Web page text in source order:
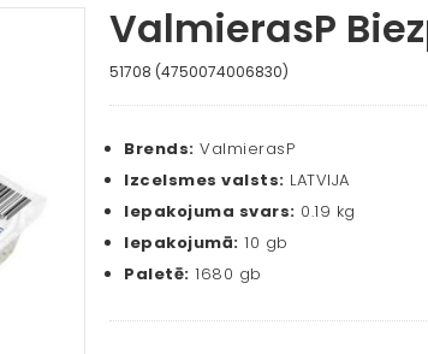
ValmierasP
51708 (4750074006830)
Brends: ValmierasP
Izcelsmes valsts: LATVIJA
Iepakojuma svars: 0.19 kg
Iepakojumā: 10 gb
Paletē: 1680 gb